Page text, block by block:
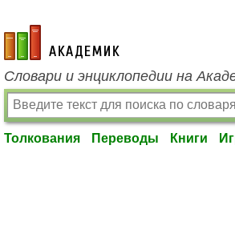
academic.ru
Словари и энциклопедии на
Толкования Переводы Книги